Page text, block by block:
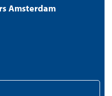
Amsterdam